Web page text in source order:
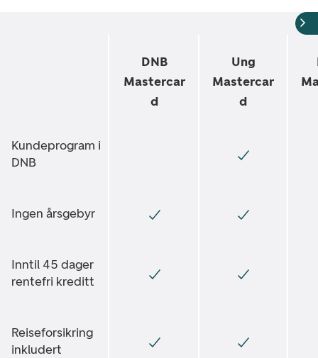
DNB
Mastercar
d
Ung
Mastercar
d
Kundeprogram i
DNB
Ingen årsgebyr
Inntil 45 dager
rentefri kreditt
Reiseforsikring
inkludert